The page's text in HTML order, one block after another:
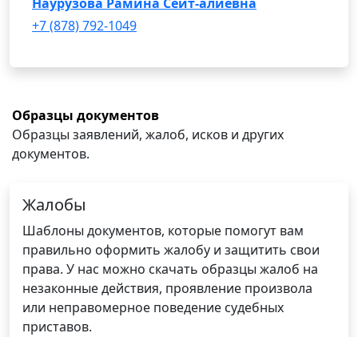
+7 (878) 792-1049
Образцы документов
Образцы заявлений, жалоб, исков и других
документов.
Жалобы
Шаблоны документов, которые помогут вам
правильно оформить жалобу и защитить свои
права. У нас можно скачать образцы жалоб на
незаконные действия, проявление произвола
или неправомерное поведение судебных
приставов.